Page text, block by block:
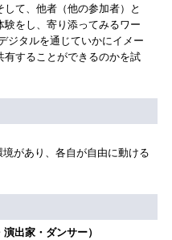
て、他者（他の参加者）と
験をし、寄り添ってみるワー
ジタルを通じていかにイメー
有することができるのかを試
があり、各自が自由に動ける
出家・ダンサー）